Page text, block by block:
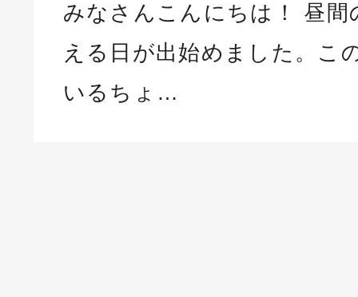
みなさんこんにちは！ 昼
える日が出始めました。こ
いるちょ…